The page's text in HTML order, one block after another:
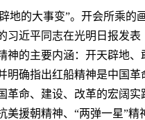
地的大事变”。开会所乘
习近平同志在光明日报发
神的主要内涵：开天辟地
明确指出红船精神是中国
革命、建设、改革的宏阔
美援朝精神、“两弹一星”